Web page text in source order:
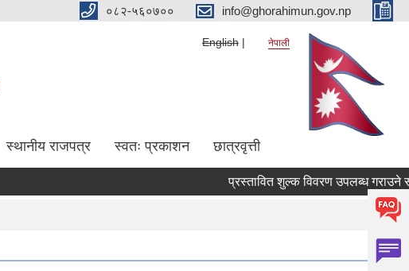
०८२-५६०७०० info@ghorahimun.gov.np
English नेपाली
स्थानीय राजपत्र स्वतः प्रकाशन छात्रवृत्ती
प्रस्तावित शुल्क विवरण उपलब्ध गराउने